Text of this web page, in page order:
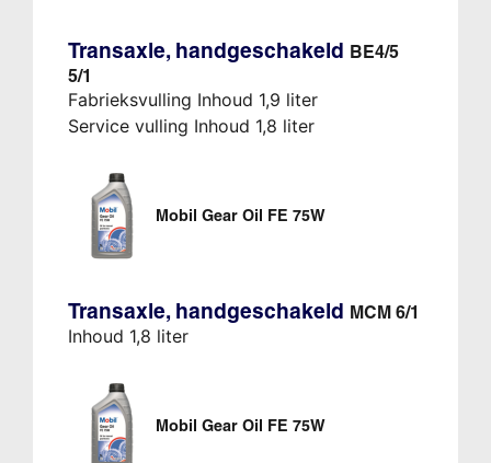
Transaxle, handgeschakeld BE4/5
5/1
Fabrieksvulling Inhoud 1,9 liter
Service vulling Inhoud 1,8 liter
Mobil Gear Oil FE 75W
Transaxle, handgeschakeld MCM 6/1
Inhoud 1,8 liter
Mobil Gear Oil FE 75W